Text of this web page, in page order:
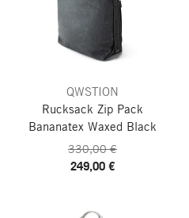
QWSTION
Rucksack Zip Pack
Bananatex Waxed Black
330,00 €
249,00 €